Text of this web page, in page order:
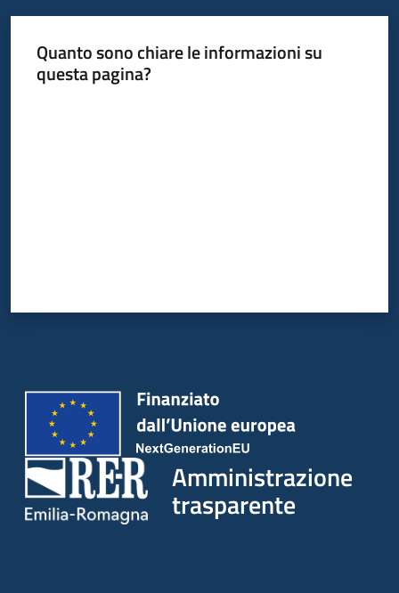
Quanto sono chiare le informazioni su
questa pagina?
Amministrazione
trasparente